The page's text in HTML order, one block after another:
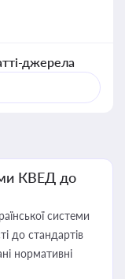
джерела
КВЕД до
системи
до стандартів
нормативні